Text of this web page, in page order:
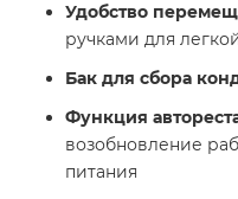
Удобство
ручками для
Бак для сбора
Функция
возобновление
питания​